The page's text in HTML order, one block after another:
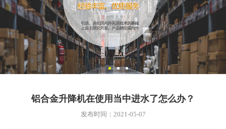
铝合金升降机在使用当中进水了怎么办？
发布时间：2021-05-07